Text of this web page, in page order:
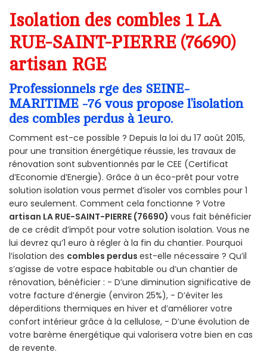
Isolation des combles 1 LA
RUE-SAINT-PIERRE (76690)
artisan RGE
Professionnels rge des SEINE-
MARITIME -76 vous propose l’isolation
des combles perdus à 1euro.
Comment est-ce possible ? Depuis la loi du 17 août 2015,
pour une transition énergétique réussie, les travaux de
rénovation sont subventionnés par le CEE (Certificat
d’Economie d’Energie). Grâce à un éco-prêt pour votre
solution isolation vous permet d’isoler vos combles pour 1
euro seulement. Comment cela fonctionne ? Votre
artisan LA RUE-SAINT-PIERRE (76690) vous fait bénéficier
de ce crédit d’impôt pour votre solution isolation. Vous ne
lui devrez qu’1 euro à régler à la fin du chantier. Pourquoi
l’isolation des combles perdus est-elle nécessaire ? Qu’il
s’agisse de votre espace habitable ou d’un chantier de
rénovation, bénéficier : - D’une diminution significative de
votre facture d’énergie (environ 25%), - D’éviter les
déperditions thermiques en hiver et d’améliorer votre
confort intérieur grâce à la cellulose, - D’une évolution de
votre barème énergétique qui valorisera votre bien en cas
de revente.